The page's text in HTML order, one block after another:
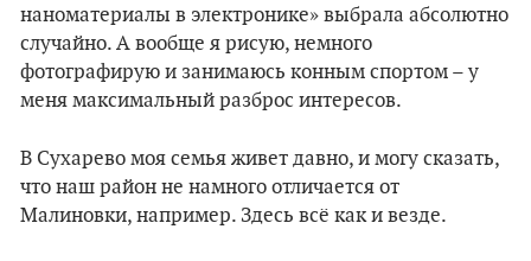
наноматериалы в электронике» выбрала абсолютно
случайно. А вообще я рисую, немного
фотографирую и занимаюсь конным спортом – у
меня максимальный разброс интересов.
В Сухарево моя семья живет давно, и могу сказать,
что наш район не намного отличается от
Малиновки, например. Здесь всё как и везде.